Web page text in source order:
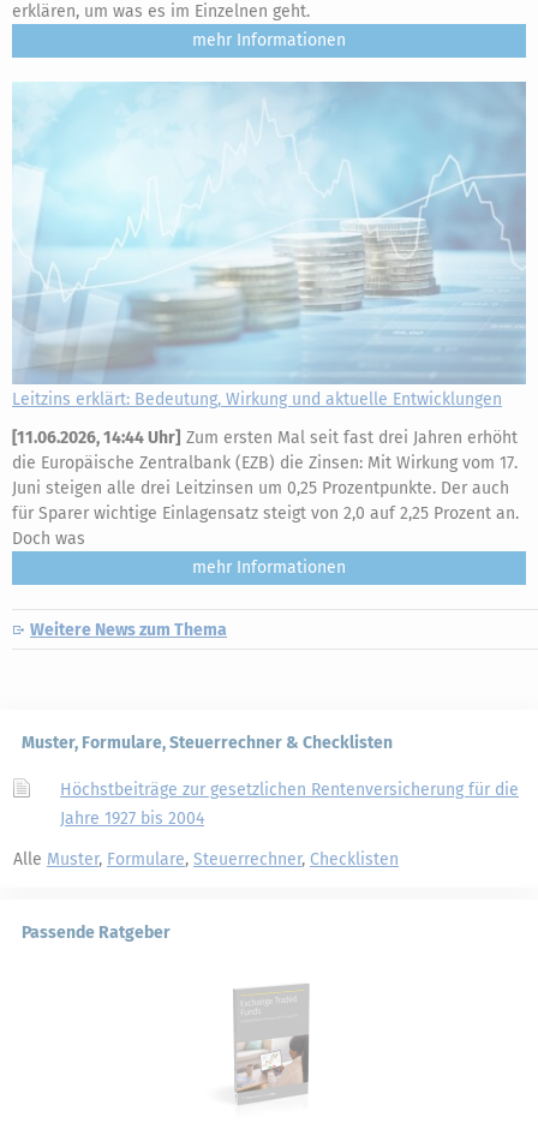
erklären, um was es im Einzelnen geht.
mehr
Leitzins erklärt: Bedeutung, Wirkung und aktuelle Entwicklungen
[11.06.2026, 14:44 Uhr] Zum ersten Mal seit fast drei Jahren erhöht
die Europäische Zentralbank (EZB) die Zinsen: Mit Wirkung vom 17.
Juni steigen alle drei Leitzinsen um 0,25 Prozentpunkte. Der auch
für Sparer wichtige Einlagensatz steigt von 2,0 auf 2,25 Prozent an.
Doch was
mehr
Weitere News zum Thema
Muster, Formulare, Steuerrechner & Checklisten
Höchstbeiträge zur gesetzlichen Rentenversicherung für die
Jahre 1927 bis 2004
Alle Muster, Formulare, Steuerrechner, Checklisten
Passende Ratgeber